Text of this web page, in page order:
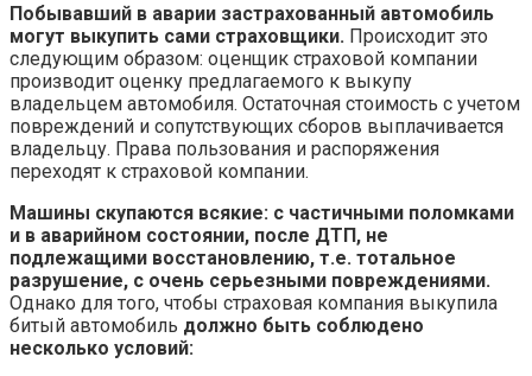
Побывавший в аварии застрахованный автомобиль
могут выкупить сами страховщики. Происходит это
следующим образом: оценщик страховой компании
производит оценку предлагаемого к выкупу
владельцем автомобиля. Остаточная стоимость с учетом
повреждений и сопутствующих сборов выплачивается
владельцу. Права пользования и распоряжения
переходят к страховой компании.
Машины скупаются всякие: с частичными поломками
и в аварийном состоянии, после ДТП, не
подлежащими восстановлению, т.е. тотальное
разрушение, с очень серьезными повреждениями.
Однако для того, чтобы страховая компания выкупила
битый автомобиль должно быть соблюдено
несколько условий: